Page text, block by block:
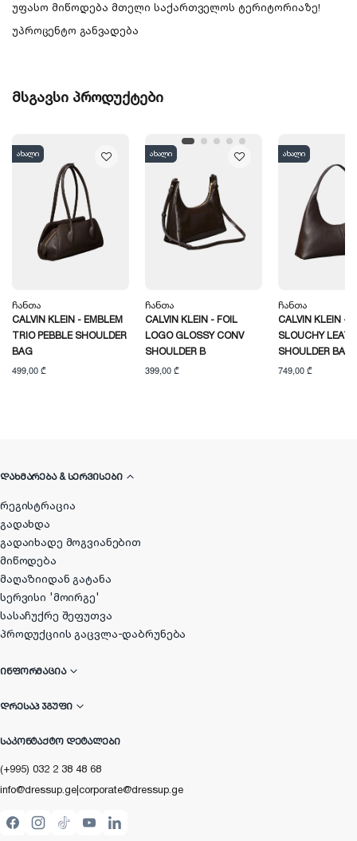
უფასო მიწოდება მთელი საქართველოს ტერიტორიაზე!
უპროცენტო განვადება
მსგავსი პროდუქტები
ახალი
Ჩანთა
CALVIN KLEIN - EMBLEM
TRIO PEBBLE SHOULDER
BAG
499,00 ₾
ახალი
Ჩანთა
CALVIN KLEIN - FOIL
LOGO GLOSSY CONV
SHOULDER B
399,00 ₾
ახალი
Ჩანთა
CALVIN KLEIN -
SLOUCHY
SHOULDER BAG
749,00 ₾
ᲓᲐᲮᲛᲐᲠᲔᲑᲐ & ᲡᲔᲠᲕᲘᲡᲔᲑᲘ
რეგისტრაცია
გადახდა
გადაიხადე მოგვიანებით
მიწოდება
მაღაზიიდან გატანა
სერვისი 'მოირგე'
სასაჩუქრე შეფუთვა
პროდუქციის გაცვლა-დაბრუნება
ᲘᲜᲤᲝᲠᲛᲐᲪᲘᲐ
ᲓᲠᲔᲡᲐᲞ ᲯᲒᲣᲤᲘ
ᲡᲐᲙᲝᲜᲢᲐᲥᲢᲝ ᲓᲔᲢᲐᲚᲔᲑᲘ
(+995) 032 2 38 48 68
info@dressup.ge|corporate@dressup.ge